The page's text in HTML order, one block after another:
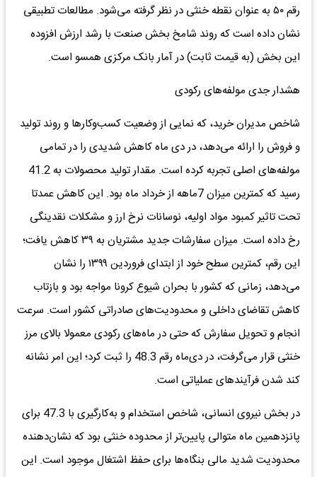
رقم ۵۰ به عنوان نقطه خنثی در نظر گرفته می‌شود. مطالعات تطبیقی
نشان داده است که روند شامخ بخش صنعت با رشد ارزش افزوده
این بخش (به قیمت ثابت) در آمار بانک مرکزی همسو است.
هشدار جدی مولفه‌های رکودی
شاخص مدیران خرید، که نمایی از وضعیت کسب‌وکارها و روند تولید
و فروش را ارائه می‌دهد، در دی ماه کاهش شدیدی را در تمامی
مولفه‌های اصلی تجربه کرده است. مقدار تولید محصولات به 41.2
رسید که کمترین میزان 7ماهه از خرداد ماه بود. این کاهش عمدتا
تحت تاثیر کمبود مواد اولیه، نوسانات نرخ ارز و مشکلات نقدینگی
رخ داده است. میزان سفارشات جدید مشتریان به ۳۹ کاهش یافت؛
این رقم، کمترین سطح خود از ابتدای فروردین ۱۳۹۹ را نشان
می‌دهد، زمانی که کشور با بحران شیوع کرونا مواجه بود و بازتاب
کاهش تقاضای داخلی و محدودیت‌های صادراتی کشور است. سرعت
انجام و تحویل سفارش که حتی در ماه‌های رکودی معمولا بالای مرز
خنثی قرار می‌گرفت، در دی‌ماه رقم 48.3 را ثبت کرد؛ این امر نشانه
کند شدن فرآیندهای عملیاتی است.
در بخش نیروی انسانی، شاخص استخدام و به‌کارگیری با 47.3 برای
پانزدهمین ماه متوالی پایین‌تر از محدوده خنثی بود که نشان‌دهنده
محدودیت شدید مالی بنگاه‌ها برای حفظ اشتغال موجود است. این